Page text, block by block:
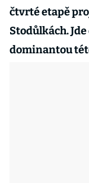
čtvrté etapě
Stodůlkách.
dominantou